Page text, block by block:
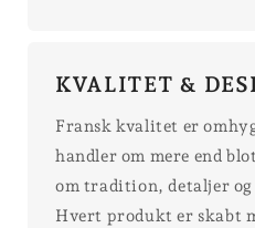
KVALITET &
Fransk kvalitet er
handler om mere end
om tradition, detaljer
Hvert produkt er skabt